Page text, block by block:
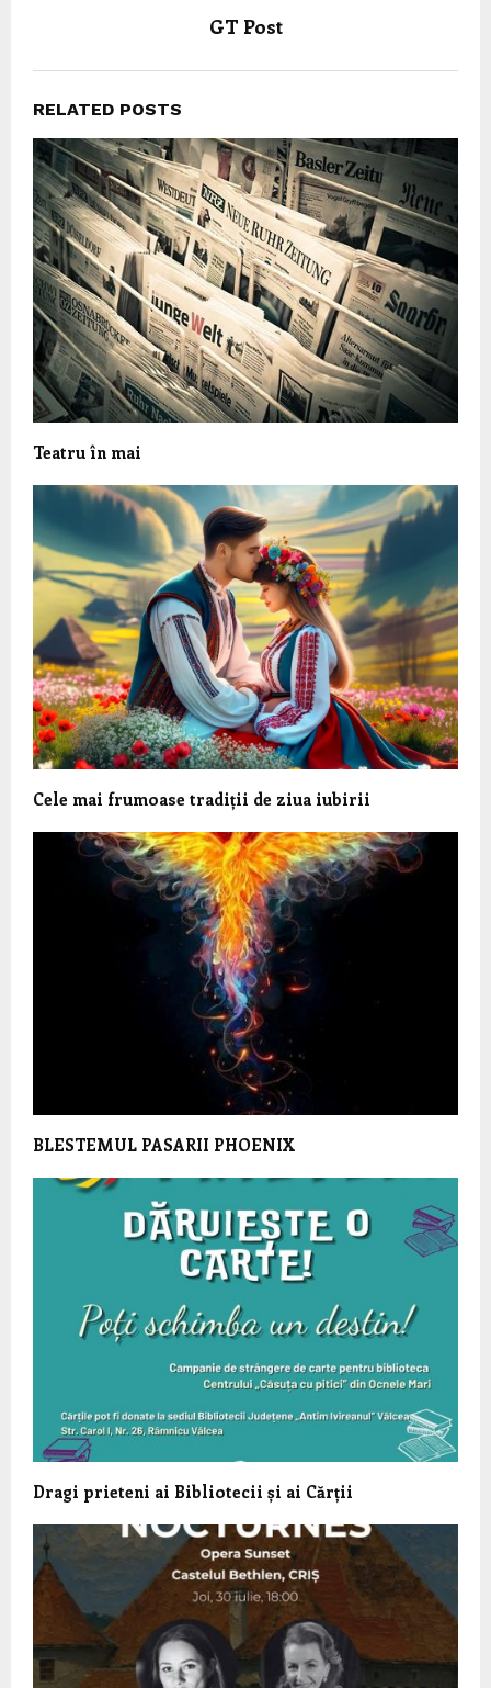
GT Post
RELATED POSTS
Teatru în mai
Cele mai frumoase tradiții de ziua iubirii
BLESTEMUL PASARII PHOENIX
Dragi prieteni ai Bibliotecii și ai Cărții